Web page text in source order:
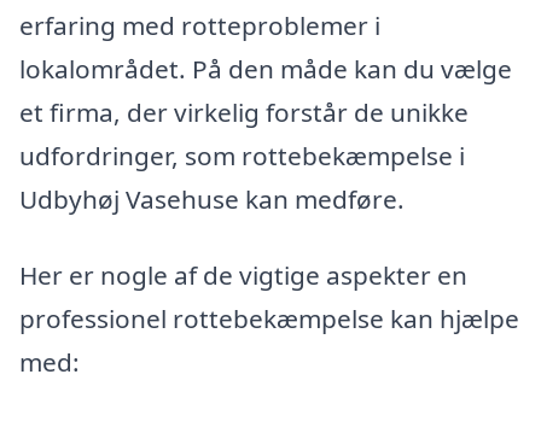
erfaring med rotteproblemer i
lokalområdet. På den måde kan du vælge
et firma, der virkelig forstår de unikke
udfordringer, som rottebekæmpelse i
Udbyhøj Vasehuse kan medføre.
Her er nogle af de vigtige aspekter en
professionel rottebekæmpelse kan hjælpe
med: